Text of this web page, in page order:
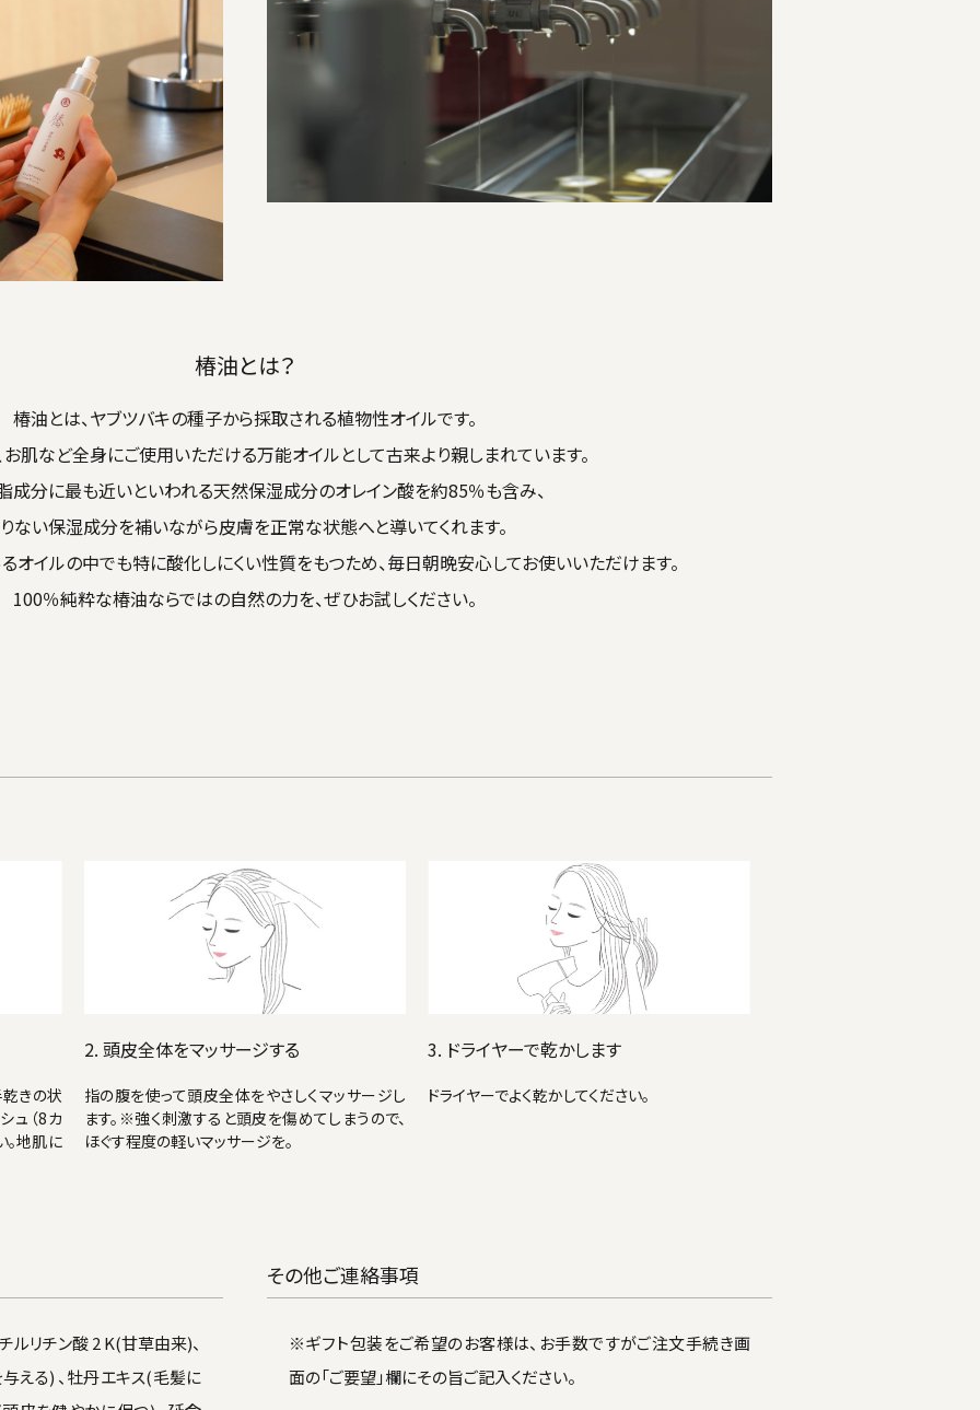
椿油とは？
椿油とは、ヤブツバキの種子から採取される植物性オイルです。
お肌など全身にご使用いただける万能オイルとして古来より親しまれています。
成分に最も近いといわれる天然保湿成分のオレイン酸を約85％も含み、
ない保湿成分を補いながら皮膚を正常な状態へと導いてくれます。
オイルの中でも特に酸化しにくい性質をもつため、毎日朝晩安心してお使いいただけます。
100％純粋な椿油ならではの自然の力を、ぜひお試しください。
乾きの状
ュ（8カ
。地肌に
2. 頭皮全体をマッサージする
指の腹を使って頭皮全体をやさしくマッサージし
ます。※強く刺激すると頭皮を傷めてしまうので、
ほぐす程度の軽いマッサージを。
3. ドライヤーで乾かします
ドライヤーでよく乾かしてください。
ルリチン酸 2 K(甘草由来)、
える) 、牡丹エキス(毛髪に
その他ご連絡事項
※ギフト包装をご希望のお客様は、お手数ですがご注文手続き画
面の「ご要望」欄にその旨ご記入ください。